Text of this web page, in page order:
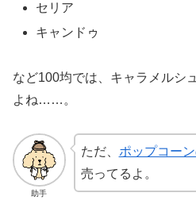
セリア
キャンドゥ
など100均では、キャラメルシ
よね……。
助手
ただ、 ポップコー
売ってるよ。